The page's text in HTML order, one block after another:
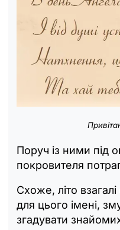
Поруч із ними під
покровителя
Схоже, літо
для цього імені,
згадувати